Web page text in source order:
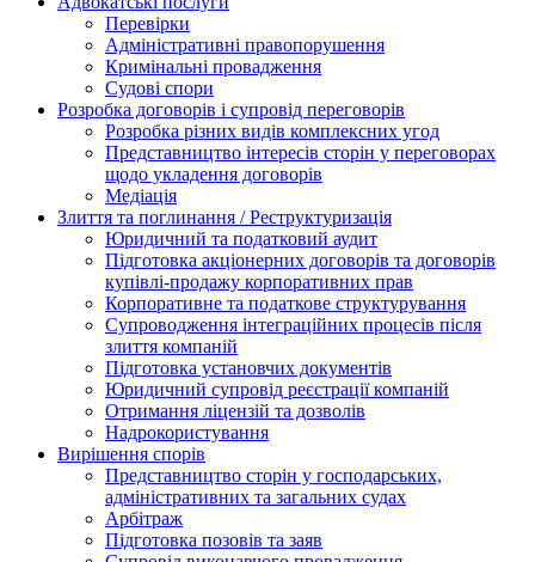
Перевірки
Адміністративні правопорушення
Кримінальні провадження
Судові спори
Розробка договорів і супровід переговорів
Розробка різних видів комплексних угод
Представництво інтересів сторін у переговорах
щодо укладення договорів
Медіація
Злиття та поглинання / Реструктуризація
Юридичний та податковий аудит
Підготовка акціонерних договорів та договорів
купівлі-продажу корпоративних прав
Корпоративне та податкове структурування
Супроводження інтеграційних процесів після
злиття компаній
Підготовка установчих документів
Юридичний супровід реєстрації компаній
Отримання ліцензій та дозволів
Надрокористування
Вирішення спорів
Представництво сторін у господарських,
адміністративних та загальних судах
Арбітраж
Підготовка позовів та заяв